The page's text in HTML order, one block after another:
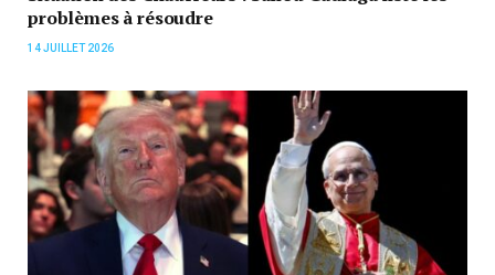
problèmes à résoudre
14 JUILLET 2026